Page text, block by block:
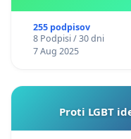
255 podpisov
8 Podpisi / 30 dni
7 Aug 2025
Proti LGBT